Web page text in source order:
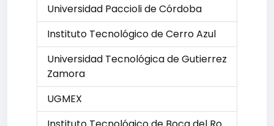
Universidad Paccioli de Córdoba
Instituto Tecnológico de Cerro Azul
Universidad Tecnológica de Gutierrez
Zamora
UGMEX